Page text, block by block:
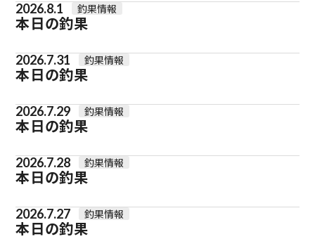
2026.8.1 釣果情報
本日の釣果
2026.7.31 釣果情報
本日の釣果
2026.7.29 釣果情報
本日の釣果
2026.7.28 釣果情報
本日の釣果
2026.7.27 釣果情報
本日の釣果